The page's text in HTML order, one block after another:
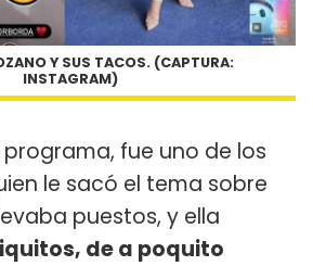
Y SUS TACOS. (CAPTURA:
INSTAGRAM)
programa, fue uno de los
le sacó el tema sobre
puestos, y ella
de a poquito